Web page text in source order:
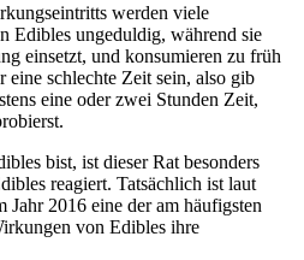
werden viele
Edibles ungeduldig, während sie
einsetzt, und konsumieren zu früh
eine schlechte Zeit sein, also gib
eine oder zwei Stunden Zeit,
bist, ist dieser Rat besonders
reagiert. Tatsächlich ist laut
2016 eine der am häufigsten
von Edibles ihre